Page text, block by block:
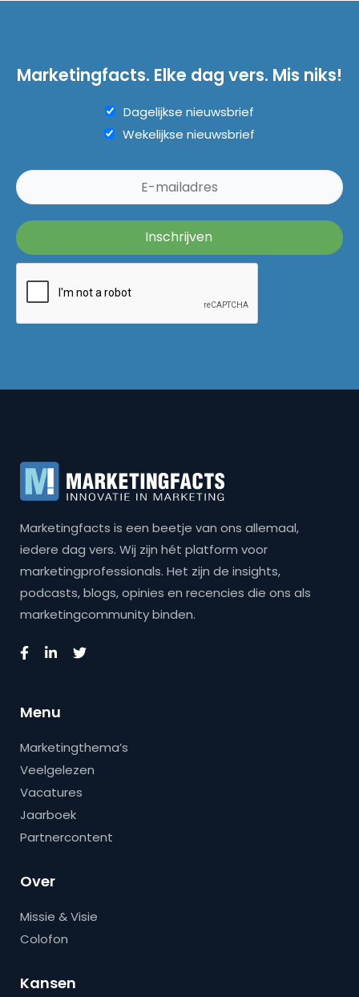
Marketingfacts. Elke dag vers. Mis niks!
Dagelijkse nieuwsbrief
Wekelijkse nieuwsbrief
Marketingfacts is een beetje van ons allemaal,
iedere dag vers. Wij zijn hét platform voor
marketingprofessionals. Het zijn de insights,
podcasts, blogs, opinies en recencies die ons als
marketingcommunity binden.
Menu
Marketingthema’s
Veelgelezen
Vacatures
Jaarboek
Partnercontent
Over
Missie & Visie
Colofon
Kansen